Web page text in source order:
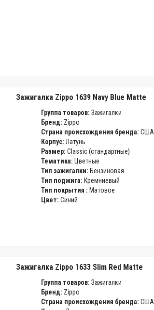
Зажигалка Zippo 1639 Navy Blue Matte
Группа товаров: Зажигалки
Бренд: Zippo
Страна происхождения бренда: США
Корпус: Латунь
Размер: Classic (стандартные)
Тематика: Цветные
Тип зажигалки: Бензиновая
Тип поджига: Кремниевый
Тип покрытия : Матовое
Цвет: Синий
Зажигалка Zippo 1633 Slim Red Matte
Группа товаров: Зажигалки
Бренд: Zippo
Страна происхождения бренда: США